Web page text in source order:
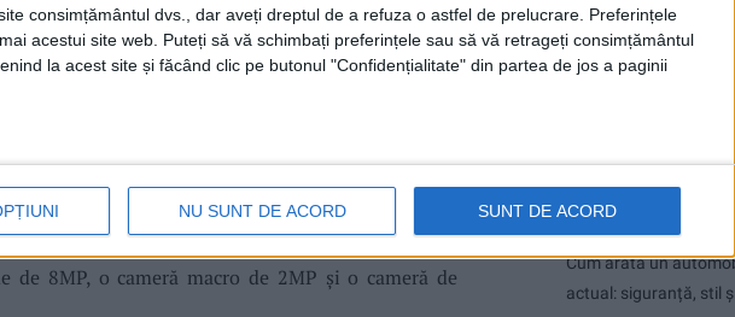
consimțământul dvs., dar aveți dreptul de a refuza o astfel de prelucrare. Preferințele
acestui site web. Puteți să vă schimbați preferințele sau să vă retrageți consimțământul
la acest site și făcând clic pe butonul "Confidențialitate" din partea de jos a paginii
NU SUNT DE ACORD SUNT DE ACORD
13 sunt echipate cu camere de ultimă generație.
principală de 200MP, care oferă imagini și
în condiții de iluminare slabă. Camera principală
de 8MP, o cameră macro de 2MP și o cameră de
Ultimul bloc de
ANUNŢ OPRIRE APĂ
Înainte au fost 44 și-
Seceta hidrologică se
Cum arată un
actual: siguranță, stil